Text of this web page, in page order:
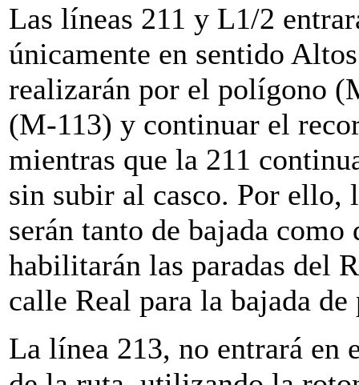
Las líneas 211 y L1/2
únicamente en sentido
realizarán por el polígono
(M-113) y continuar el
mientras que la 211
sin subir al casco. Por ello,
serán tanto de bajada como
habilitarán las paradas del
calle Real para la bajada de
La línea 213, no entrará en